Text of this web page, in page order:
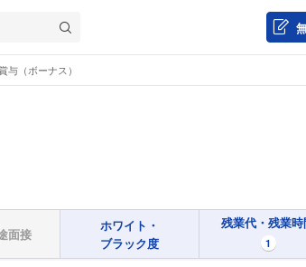
与（ボーナス）
面接
ホワイト・
ブラック度
残業代・残業
1